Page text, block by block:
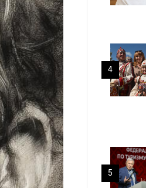
4
5